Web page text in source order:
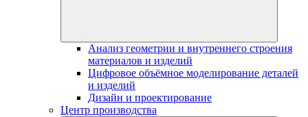
Анализ геометрии и внутреннего строения
материалов и изделий
Цифровое объёмное моделирование деталей
и изделий
Дизайн и проектирование
Центр производства